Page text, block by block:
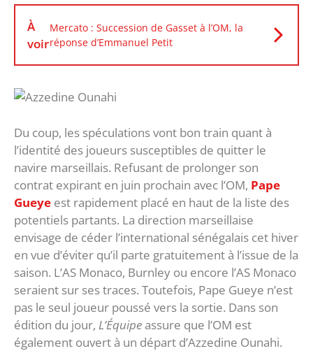
À
voir
Mercato : Succession de Gasset à l’OM, la
réponse d’Emmanuel Petit
Du coup, les spéculations vont bon train quant à
l’identité des joueurs susceptibles de quitter le
navire marseillais. Refusant de prolonger son
contrat expirant en juin prochain avec l’OM, Pape
Gueye est rapidement placé en haut de la liste des
potentiels partants. La direction marseillaise
envisage de céder l’international sénégalais cet hiver
en vue d’éviter qu’il parte gratuitement à l’issue de la
saison. L’AS Monaco, Burnley ou encore l’AS Monaco
seraient sur ses traces. Toutefois, Pape Gueye n’est
pas le seul joueur poussé vers la sortie. Dans son
édition du jour, L’Équipeassure que l’OM est
également ouvert à un départ d’Azzedine Ounahi.